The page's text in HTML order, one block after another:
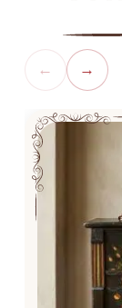
← →